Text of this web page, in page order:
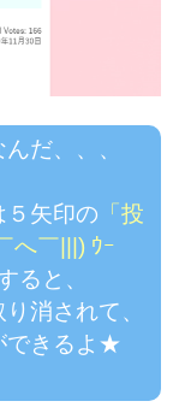
だ、、、
５矢印の 「投
へ￣|||) ｳｰ
ると、
消されて、
できるよ★